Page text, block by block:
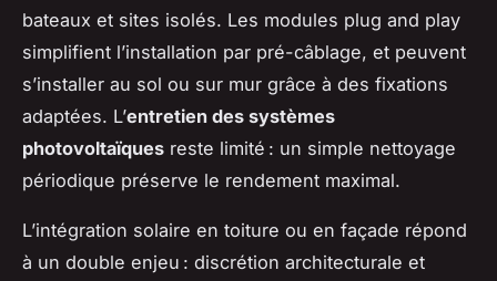
bateaux et sites isolés. Les modules plug and play
simplifient l’installation par pré-câblage, et peuvent
s’installer au sol ou sur mur grâce à des fixations
adaptées. L’entretien des systèmes
photovoltaïques reste limité : un simple nettoyage
périodique préserve le rendement maximal.
L’intégration solaire en toiture ou en façade répond
à un double enjeu : discrétion architecturale et